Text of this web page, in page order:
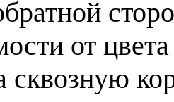
от цвета
сквозную